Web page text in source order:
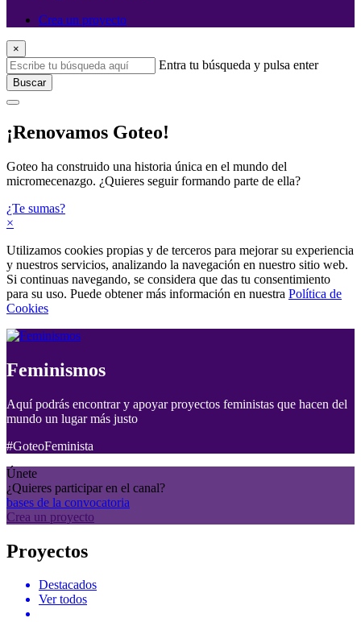
Crea un proyecto
×
Entra tu búsqueda y pulsa enter
Buscar
¡Renovamos Goteo!
Goteo ha construido una historia única en el mundo del
micromecenazgo. ¿Quieres seguir formando parte de ella?
¿Te sumas?
×
Utilizamos cookies propias y de terceros para mejorar su experiencia
y nuestros servicios, analizando la navegación en nuestro sitio web.
Si continuas navegando, se considera que das tu consentimiento
para su uso. Puede obtener más información en nuestra Política de
Cookies
Feminismos
Aquí podrás encontrar y apoyar proyectos feministas que hacen del
mundo un lugar más justo
#GoteoFeminista
Únete
¿Quieres participar en el canal?
bases de la convocatoria
Crea un proyecto
Proyectos
Destacados
Ver todos